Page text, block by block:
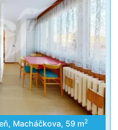
Macháčkova, 59 m2